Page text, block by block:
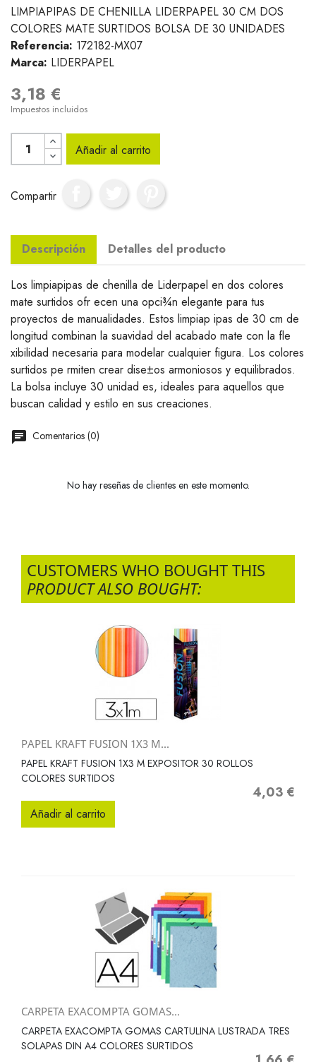
LIMPIAPIPAS DE CHENILLA LIDERPAPEL 30 CM DOS
COLORES MATE SURTIDOS BOLSA DE 30 UNIDADES
Referencia: 172182-MX07
Marca: LIDERPAPEL
3,18 €
Impuestos incluidos
Añadir al carrito
Compartir
Descripción Detalles del producto
Los limpiapipas de chenilla de Liderpapel en dos colores
mate surtidos ofr ecen una opci¾n elegante para tus
proyectos de manualidades. Estos limpiap ipas de 30 cm de
longitud combinan la suavidad del acabado mate con la fle
xibilidad necesaria para modelar cualquier figura. Los colores
surtidos pe rmiten crear dise±os armoniosos y equilibrados.
La bolsa incluye 30 unidad es, ideales para aquellos que
buscan calidad y estilo en sus creaciones.
Comentarios (0)
No hay reseñas de clientes en este momento.
CUSTOMERS WHO BOUGHT THIS
PRODUCT ALSO BOUGHT:
PAPEL KRAFT FUSION 1X3 M...
PAPEL KRAFT FUSION 1X3 M EXPOSITOR 30 ROLLOS
COLORES SURTIDOS
Precio
4,03 €
Añadir al carrito
CARPETA EXACOMPTA GOMAS...
CARPETA EXACOMPTA GOMAS CARTULINA LUSTRADA TRES
SOLAPAS DIN A4 COLORES SURTIDOS